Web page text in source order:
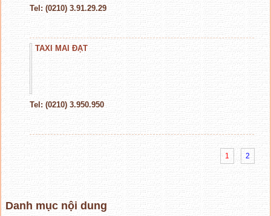
Tel: (0210) 3.91.29.29
TAXI MAI ĐẠT
Tel: (0210) 3.950.950
1 2
Danh mục nội dung